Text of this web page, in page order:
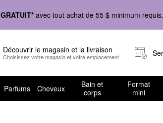
GRATUIT* avec tout achat de 55 $ minimum
Découvrir le magasin et la livraison
Choisissez votre magasin et votre emplacement
Parfums Cheveux
Bain et
corps
Format
mini